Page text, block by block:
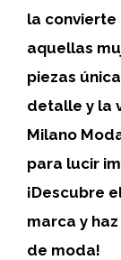
la convierte
aquellas
piezas
detalle y la
Milano
para lucir
¡Descubre
marca y
de moda!